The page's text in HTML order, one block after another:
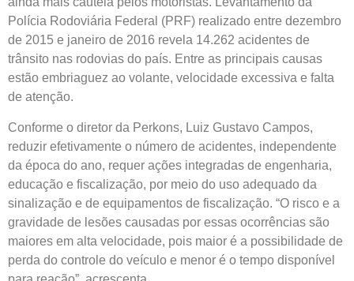
Polícia Rodoviária Federal (PRF) realizado entre dezembro
de 2015 e janeiro de 2016 revela 14.262 acidentes de
trânsito nas rodovias do país. Entre as principais causas
estão embriaguez ao volante, velocidade excessiva e falta
de atenção.
Conforme o diretor da Perkons, Luiz Gustavo Campos,
reduzir efetivamente o número de acidentes, independente
da época do ano, requer ações integradas de engenharia,
educação e fiscalização, por meio do uso adequado da
sinalização e de equipamentos de fiscalização. “O risco e a
gravidade de lesões causadas por essas ocorrências são
maiores em alta velocidade, pois maior é a possibilidade de
perda do controle do veículo e menor é o tempo disponível